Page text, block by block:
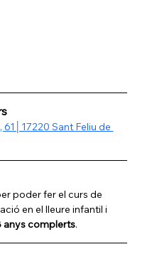
Sant Feliu de
poder fer el curs de
en el lleure infantil i
anys complerts.